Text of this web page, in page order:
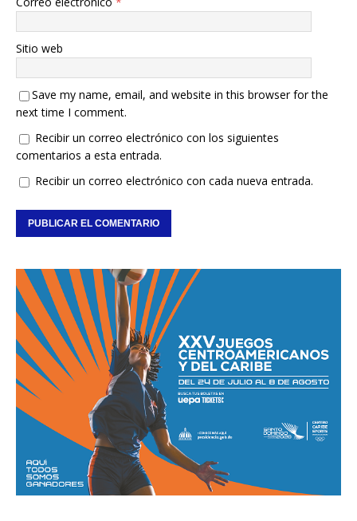
Sitio web
Save my name, email, and website in this browser for the
next time I comment.
Recibir un correo electrónico con los siguientes
comentarios a esta entrada.
Recibir un correo electrónico con cada nueva entrada.